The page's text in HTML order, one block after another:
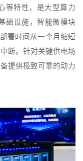
等特性，是大型算力
础设施，智能微模块
署时间从一个月缩短
断。针对关键供电场
提供极致可靠的动力